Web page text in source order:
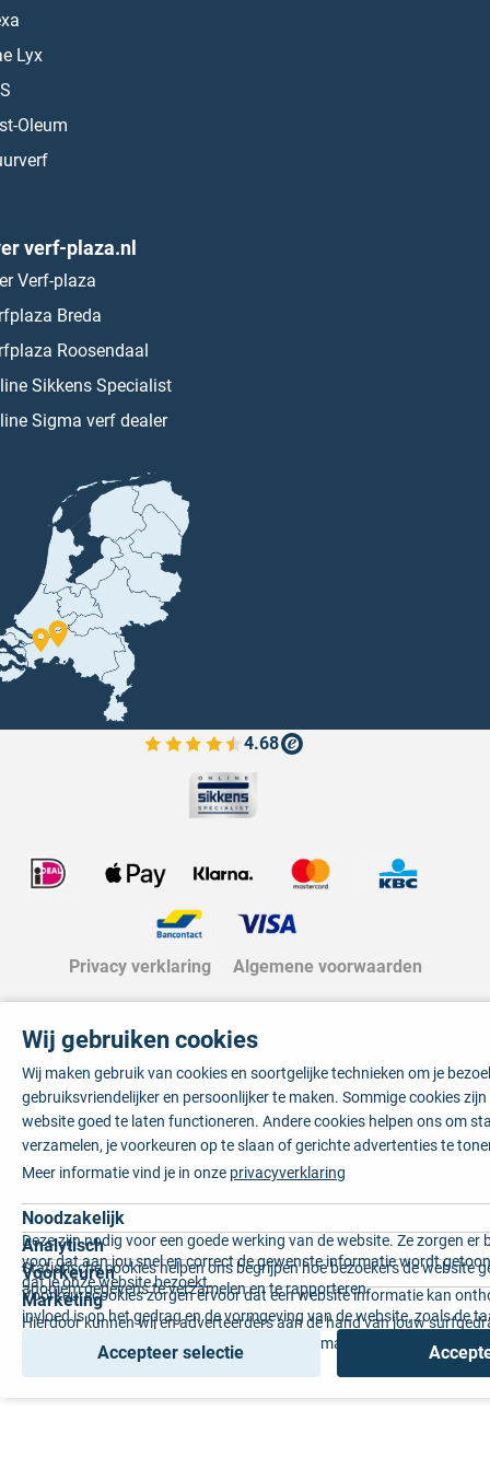
Lyx
Oleum
verf-plaza.nl
Verf-plaza
Breda
Roosendaal
Sikkens Specialist
Sigma verf dealer
4.68
Bekijk de verfplaza beoordelingen
Privacy verklaring Algemene voorwaarden
Wij gebruiken cookies
Wij maken gebruik van cookies en soortgelijke technieken om je
gebruiksvriendelijker en persoonlijker te maken. Sommige cookies
website goed te laten functioneren. Andere cookies helpen ons om
verzamelen, je voorkeuren op te slaan of gerichte advertenties te
Meer informatie vind je in onze privacyverklaring
Noodzakelijk
Deze zijn nodig voor een goede werking van de website. Ze zorgen er
voor dat aan jou snel en correct de gewenste informatie wordt
dat je onze website bezoekt.
Analytisch
Statistische cookies helpen ons begrijpen hoe bezoekers de website
anoniem gegevens te verzamelen en te rapporteren.
Voorkeuren
Voorkeurscookies zorgen ervoor dat een website informatie kan
invloed is op het gedrag en de vormgeving van de website, zoals de
voorkeur of de regio waar u woont.
Marketing
Hierdoor kunnen wij en adverteerders aan de hand van jouw
gepersonaliseerde online advertenties en op maat gemaakte content
Accepteer selectie